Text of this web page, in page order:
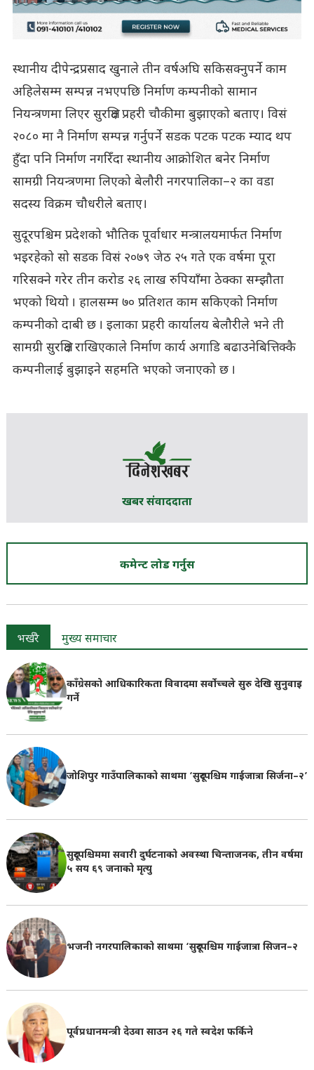
स्थानीय दीपेन्द्रप्रसाद खुनाले तीन वर्षअघि सकिसक्नुपर्ने काम
अहिलेसम्म सम्पन्न नभएपछि निर्माण कम्पनीको सामान
नियन्त्रणमा लिएर सुरक्षित प्रहरी चौकीमा बुझाएको बताए। विसं
२०८० मा नै निर्माण सम्पन्न गर्नुपर्ने सडक पटक पटक म्याद थप
हुँदा पनि निर्माण नगरिँदा स्थानीय आक्रोशित बनेर निर्माण
सामग्री नियन्त्रणमा लिएको बेलौरी नगरपालिका–२ का वडा
सदस्य विक्रम चौधरीले बताए।
सुदूरपश्चिम प्रदेशको भौतिक पूर्वाधार मन्त्रालयमार्फत निर्माण
भइरहेको सो सडक विसं २०७९ जेठ २५ गते एक वर्षमा पूरा
गरिसक्ने गरेर तीन करोड २६ लाख रुपियाँमा ठेक्का सम्झौता
भएको थियो । हालसम्म ७० प्रतिशत काम सकिएको निर्माण
कम्पनीको दाबी छ । इलाका प्रहरी कार्यालय बेलौरीले भने ती
सामग्री सुरक्षित राखिएकाले निर्माण कार्य अगाडि बढाउनेबित्तिक्कै
कम्पनीलाई बुझाइने सहमति भएको जनाएको छ ।
खबर संवाददाता
कमेन्ट लोड गर्नुस
भर्खरै मुख्य समाचार
काँग्रेसको आधिकारिकता विवादमा सर्वोच्चले सुरु देखि सुनुवाइ
गर्ने
जोशिपुर गाउँपालिकाको साथमा ‘सुदूरपश्चिम गाईजात्रा सिर्जना–२’
सुदूरपश्चिममा सवारी दुर्घटनाको अवस्था चिन्ताजनक, तीन वर्षमा
५ सय ६९ जनाको मृत्यु
भजनी नगरपालिकाको साथमा ‘सुदूरपश्चिम गाईजात्रा सिजन–२
पूर्वप्रधानमन्त्री देउवा साउन २६ गते स्वदेश फर्किने